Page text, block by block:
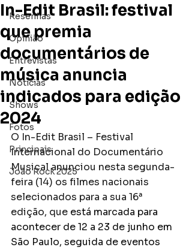
Resenhas
Opinião
Entrevistas
Notícias
Shows
Fotos
Principais
João Rock 2025
In-Edit Brasil: festival
que premia
documentários de
música anuncia
indicados para edição
2024
O In-Edit Brasil – Festival
Internacional do Documentário
Musical anunciou nesta segunda-
feira (14) os filmes nacionais
selecionados para a sua 16ª
edição, que está marcada para
acontecer de 12 a 23 de junho em
São Paulo, seguida de eventos